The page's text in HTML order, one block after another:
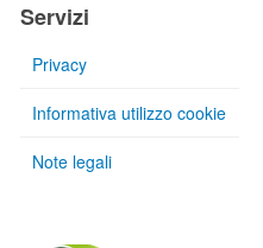
Servizi
Privacy
Informativa utilizzo cookie
Note legali